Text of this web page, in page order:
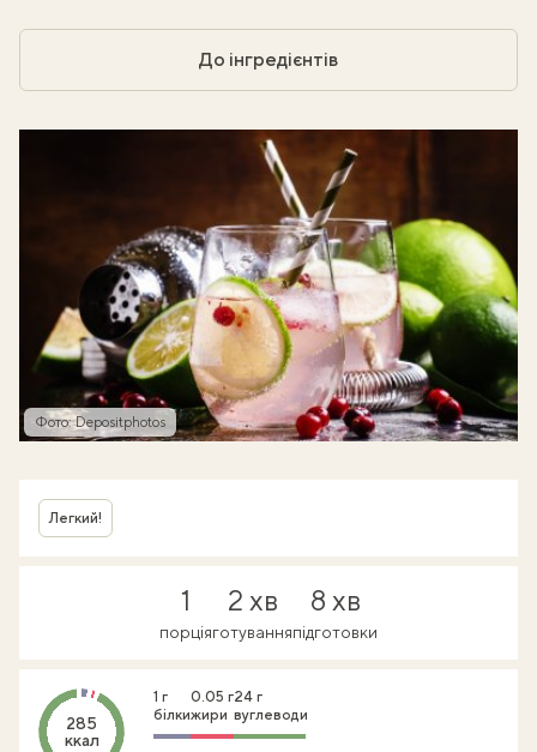
До інгредієнтів
Фото: Depositphotos
Легкий!
1
порція
2 хв
готування
8 хв
підготовки
285
ккал
1 г
білки
0.05 г
жири
24 г
вуглеводи